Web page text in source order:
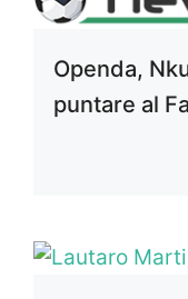
Openda,
puntare al